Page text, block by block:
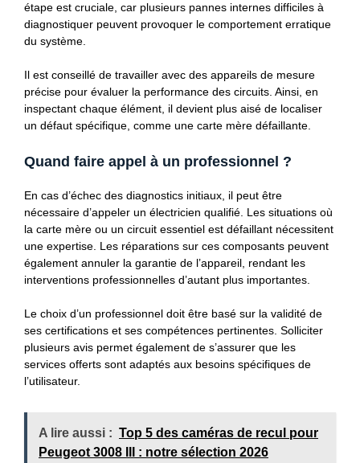
étape est cruciale, car plusieurs pannes internes difficiles à
diagnostiquer peuvent provoquer le comportement erratique
du système.
Il est conseillé de travailler avec des appareils de mesure
précise pour évaluer la performance des circuits. Ainsi, en
inspectant chaque élément, il devient plus aisé de localiser
un défaut spécifique, comme une carte mère défaillante.
Quand faire appel à un professionnel ?
En cas d’échec des diagnostics initiaux, il peut être
nécessaire d’appeler un électricien qualifié. Les situations où
la carte mère ou un circuit essentiel est défaillant nécessitent
une expertise. Les réparations sur ces composants peuvent
également annuler la garantie de l’appareil, rendant les
interventions professionnelles d’autant plus importantes.
Le choix d’un professionnel doit être basé sur la validité de
ses certifications et ses compétences pertinentes. Solliciter
plusieurs avis permet également de s’assurer que les
services offerts sont adaptés aux besoins spécifiques de
l’utilisateur.
A lire aussi : Top 5 des caméras de recul pour
Peugeot 3008 III : notre sélection 2026